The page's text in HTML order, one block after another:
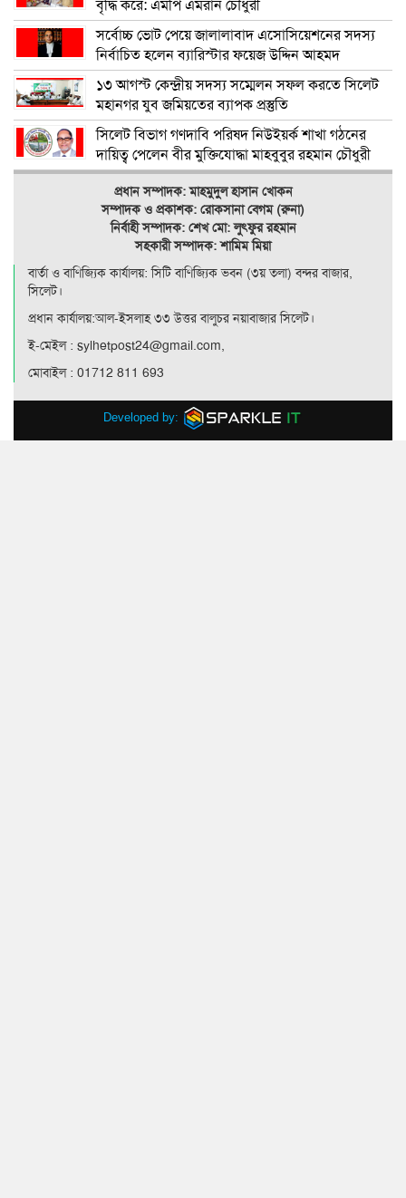
বৃদ্ধি করে: এমপি এমরান চৌধুরী
সর্বোচ্চ ভোট পেয়ে জালালাবাদ এসোসিয়েশনের সদস্য
নির্বাচিত হলেন ব্যারিস্টার ফয়েজ উদ্দিন আহমদ
১৩ আগস্ট কেন্দ্রীয় সদস্য সম্মেলন সফল করতে সিলেট
মহানগর যুব জমিয়তের ব্যাপক প্রস্তুতি
সিলেট বিভাগ গণদাবি পরিষদ নিউইয়র্ক শাখা গঠনের
দায়িত্ব পেলেন বীর মুক্তিযোদ্ধা মাহবুবুর রহমান চৌধুরী
প্রধান সম্পাদক: মাহমুদুল হাসান খোকন
সম্পাদক ও প্রকাশক: রোকসানা বেগম (রুনা)
নির্বাহী সম্পাদক: শেখ মো: লুৎফুর রহমান
সহকারী সম্পাদক: শামিম মিয়া
বার্তা ও বাণিজ্যিক কার্যালয়: সিটি বাণিজ‍্যিক ভবন (৩য় তলা) বন্দর বাজার,
সিলেট।
প্রধান কার্যালয়:আল-ইসলাহ ৩৩ উত্তর বালুচর নয়াবাজার সিলেট।
ই-মেইল : sylhetpost24@gmail.com,
মোবাইল : 01712 811 693
Developed by: